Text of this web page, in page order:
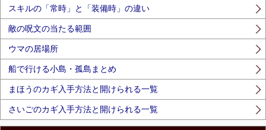
スキルの「常時」と「装備時」の違い
敵の呪文の当たる範囲
ウマの居場所
船で行ける小島・孤島まとめ
まほうのカギ入手方法と開けられる一覧
さいごのカギ入手方法と開けられる一覧